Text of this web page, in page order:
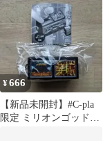
¥666
【新品未開封】#C-pla
限定 ミリオンゴッド